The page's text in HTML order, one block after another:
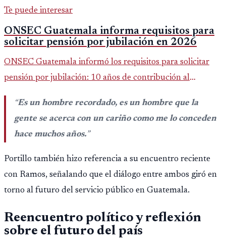
Te puede interesar
ONSEC Guatemala informa requisitos para
solicitar pensión por jubilación en 2026
ONSEC Guatemala informó los requisitos para solicitar
pensión por jubilación: 10 años de contribución al
Montepío y 50 años de edad, o 20 años de servicio sin
“Es un hombre recordado, es un hombre que la
gente se acerca con un cariño como me lo conceden
hace muchos años.”
Portillo también hizo referencia a su encuentro reciente
con Ramos, señalando que el diálogo entre ambos giró en
torno al futuro del servicio público en Guatemala.
Reencuentro político y reflexión
sobre el futuro del país